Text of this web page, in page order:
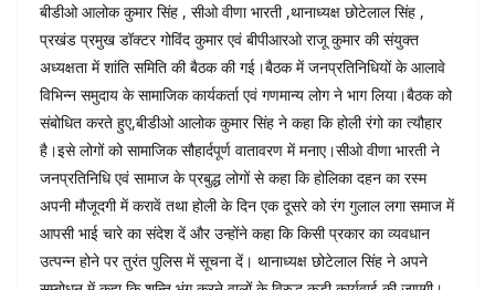
बीडीओ आलोक कुमार सिंह , सीओ वीणा भारती ,थानाध्यक्ष छोटेलाल सिंह ,
प्रखंड प्रमुख डॉक्टर गोविंद कुमार एवं बीपीआरओ राजू कुमार की संयुक्त
अध्यक्षता में शांति समिति की बैठक की गई।बैठक में जनप्रतिनिधियों के आलावे
विभिन्न समुदाय के सामाजिक कार्यकर्ता एवं गणमान्य लोग ने भाग लिया।बैठक को
संबोधित करते हुए,बीडीओ आलोक कुमार सिंह ने कहा कि होली रंगो का त्यौहार
है।इसे लोगों को सामाजिक सौहार्दपूर्ण वातावरण में मनाए।सीओ वीणा भारती ने
जनप्रतिनिधि एवं सामाज के प्रबुद्ध लोगों से कहा कि होलिका दहन का रस्म
अपनी मौजूदगी में करावें तथा होली के दिन एक दूसरे को रंग गुलाल लगा समाज में
आपसी भाई चारे का संदेश दें और उन्होंने कहा कि किसी प्रकार का व्यवधान
उत्पन्न होने पर तुरंत पुलिस में सूचना दें। थानाध्यक्ष छोटेलाल सिंह ने अपने